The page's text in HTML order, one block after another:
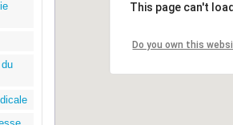
This page can't
Do you own this